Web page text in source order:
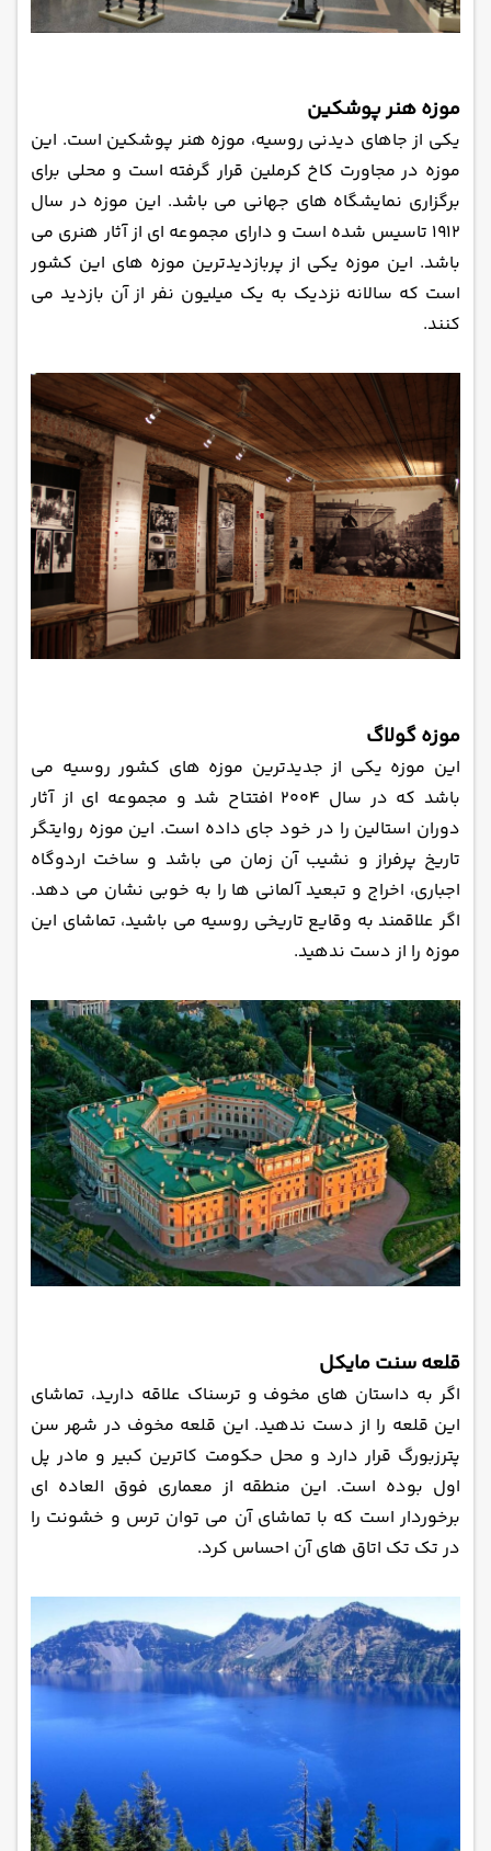
موزه هنر پوشکین
یکی از جاهای دیدنی روسیه، موزه هنر پوشکین است. این
موزه در مجاورت کاخ کرملین قرار گرفته است و محلی برای
برگزاری نمایشگاه‌ های جهانی می‌ باشد. این موزه در سال
1912 تاسیس شده است و دارای مجموعه ای از آثار هنری می
‌باشد. این موزه یکی از پربازدید‌ترین موزه‌ های این کشور
است که سالانه نزدیک به یک میلیون نفر از آن بازدید می‌
کنند.
موزه گولاگ
این موزه یکی از جدیدترین موزه‌ های کشور روسیه می
‌باشد که در سال 2004 افتتاح شد و مجموعه ای از آثار
دوران استالین را در خود جای داده است. این موزه روایتگر
تاریخ پرفراز و نشیب آن زمان می ‌باشد و ساخت اردوگاه
اجباری، اخراج و تبعید آلمانی ‌ها را به خوبی نشان می‌ دهد.
اگر علاقمند به وقایع تاریخی روسیه می ‌باشید، تماشای این
موزه را از دست ندهید.
قلعه سنت مایکل
اگر به داستان‌ های مخوف و ‌ترسناک علاقه دارید، تماشای
این قلعه را از دست ندهید. این قلعه مخوف در شهر سن
پترزبورگ قرار دارد و محل حکومت کاترین کبیر و مادر پل
اول بوده است. این منطقه از معماری فوق العاده ای
برخوردار است که با تماشای آن می ‌توان ‌ترس و خشونت را
در تک تک اتاق‌ های آن احساس کرد.